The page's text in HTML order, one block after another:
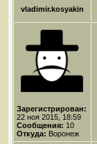
vladimir.kosyakin
Зарегистрирован:
22 ноя 2015, 18:59
Сообщения: 10
Откуда: Воронеж